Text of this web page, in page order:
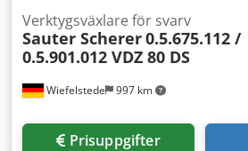
Wiefelstede 997 km
Verktygsväxlare för svarv
Sauter Scherer0.5.675.112 /
0.5.901.012 VDZ 80 DS
Prisuppgifter